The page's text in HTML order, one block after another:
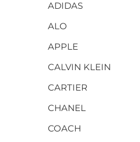
ADIDAS
ALO
APPLE
CALVIN KLEIN
CARTIER
CHANEL
COACH